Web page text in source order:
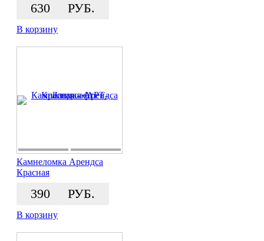
630 РУБ.
В корзину
Камнеломка Арендса
Красная
390 РУБ.
В корзину